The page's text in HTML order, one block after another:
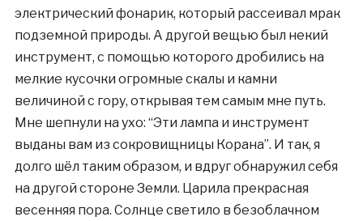
электрический фонарик, который рассеивал мрак
подземной природы. А другой вещью был некий
инструмент, с помощью которого дробились на
мелкие кусочки огромные скалы и камни
величиной с гору, открывая тем самым мне путь.
Мне шепнули на ухо: “Эти лампа и инструмент
выданы вам из сокровищницы Корана”. И так, я
долго шёл таким образом, и вдруг обнаружил себя
на другой стороне Земли. Царила прекрасная
весенняя пора. Солнце светило в безоблачном